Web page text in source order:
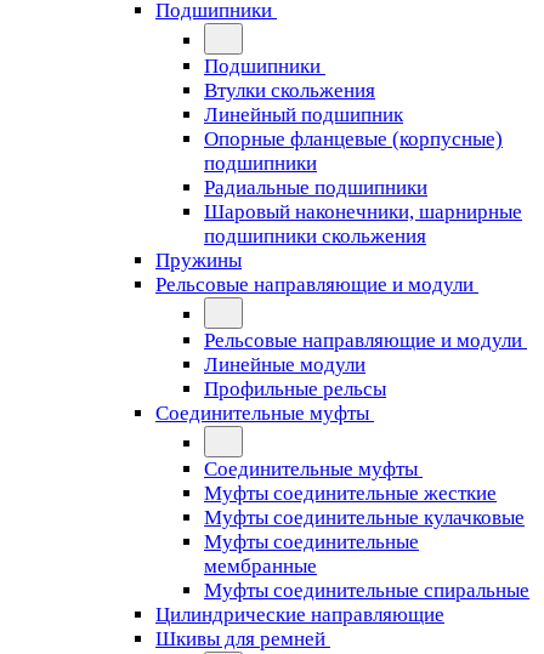
Подшипники
Подшипники
Втулки скольжения
Линейный подшипник
Опорные фланцевые (корпусные)
подшипники
Радиальные подшипники
Шаровый наконечники, шарнирные
подшипники скольжения
Пружины
Рельсовые направляющие и модули
Рельсовые направляющие и модули
Линейные модули
Профильные рельсы
Соединительные муфты
Соединительные муфты
Муфты соединительные жесткие
Муфты соединительные кулачковые
Муфты соединительные
мембранные
Муфты соединительные спиральные
Цилиндрические направляющие
Шкивы для ремней